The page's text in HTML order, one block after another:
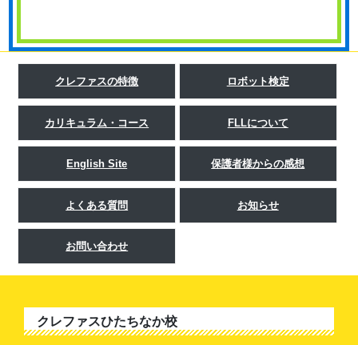
クレファスの特徴 ロボット検定
カリキュラム・コース FLLについて
English Site 保護者様からの感想
よくある質問 お知らせ
お問い合わせ
クレファスひたちなか校